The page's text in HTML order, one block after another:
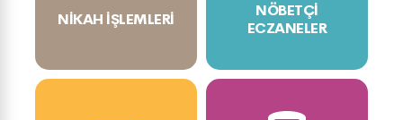
NIKAH İŞLEMLERI
NÖBETÇI
ECZANELER